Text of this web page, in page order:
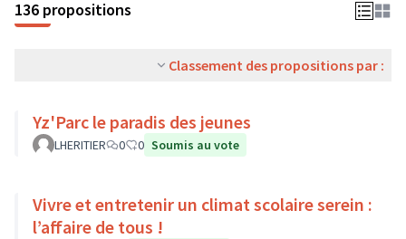
136 propositions
Classement des propositions par :
Yz'Parc le paradis des jeunes
LHERITIER 0 0 Soumis au vote
Vivre et entretenir un climat scolaire serein :
l’affaire de tous !